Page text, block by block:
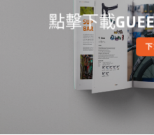
點擊下載